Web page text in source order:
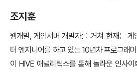
조지훈
웹개발, 게임서버 개발자를 거쳐 현재는 게
터 엔지니어를 하고 있는 10년차 프로그래
이 HIVE 애널리틱스를 통해 놀라운 인사